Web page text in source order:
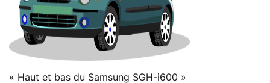
« Haut et bas du Samsung SGH-i600 »